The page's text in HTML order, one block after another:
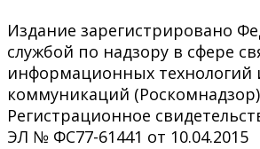
Издание зарегистрировано
службой по надзору в сфере
информационных технологий
коммуникаций (Роскомнадзор)
Регистрационное
ЭЛ № ФС77-61441 от 10.04.2015